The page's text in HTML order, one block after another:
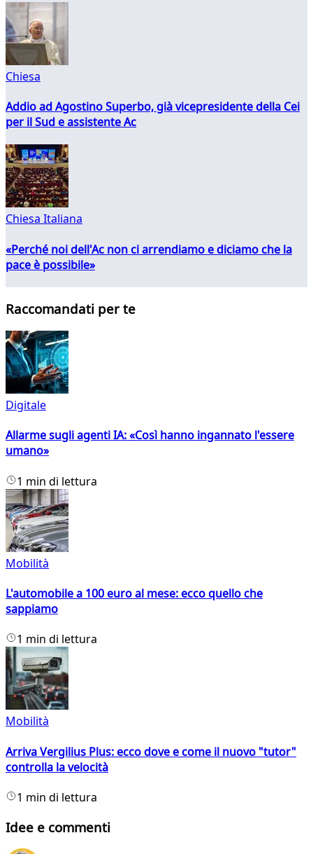
Chiesa
Addio ad Agostino Superbo, già vicepresidente della Cei
per il Sud e assistente Ac
Chiesa Italiana
«Perché noi dell'Ac non ci arrendiamo e diciamo che la
pace è possibile»
Raccomandati per te
Digitale
Allarme sugli agenti IA: «Così hanno ingannato l'essere
umano»
1 min di lettura
Mobilità
L'automobile a 100 euro al mese: ecco quello che
sappiamo
1 min di lettura
Mobilità
Arriva Vergilius Plus: ecco dove e come il nuovo "tutor"
controlla la velocità
1 min di lettura
Idee e commenti